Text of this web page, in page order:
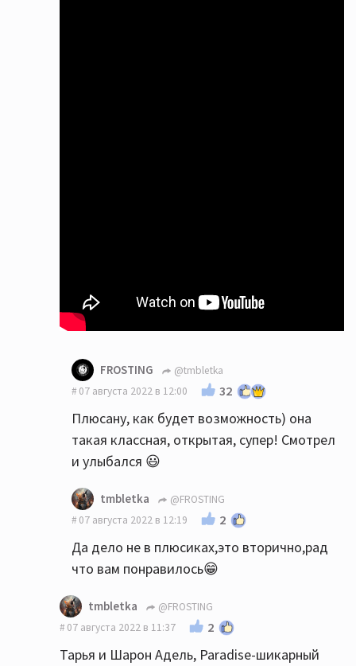
FROSTING
@tmbletka
07 августа 2022 в 12:00
32
Плюсану, как будет возможность) она
такая классная, открытая, супер! Смотрел
и улыбался 😃
tmbletka
@FROSTING
07 августа 2022 в 12:19
2
Да дело не в плюсиках,это вторично,рад
что вам понравилось😁
tmbletka
@FROSTING
07 августа 2022 в 11:37
2
Тарья и Шарон Адель, Paradise-шикарный